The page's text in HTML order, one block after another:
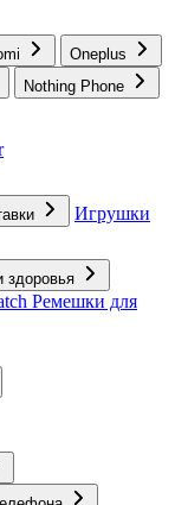
Oneplus
Nothing Phone
Игрушки
здоровья
Ремешки для